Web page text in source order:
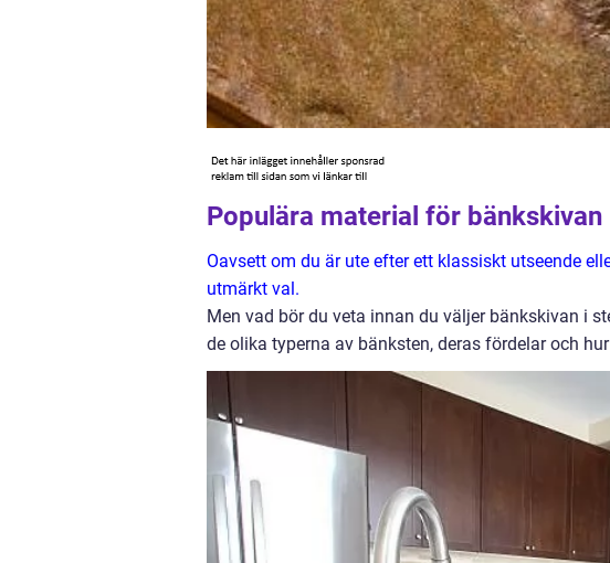
Populära material för bänkskivan
Oavsett om du är ute efter ett klassiskt utseende
utmärkt val.
Men vad bör du veta innan du väljer bänkskivan i
de olika typerna av bänksten, deras fördelar och